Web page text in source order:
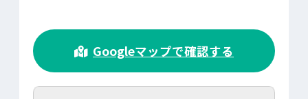
Googleマップで確認する